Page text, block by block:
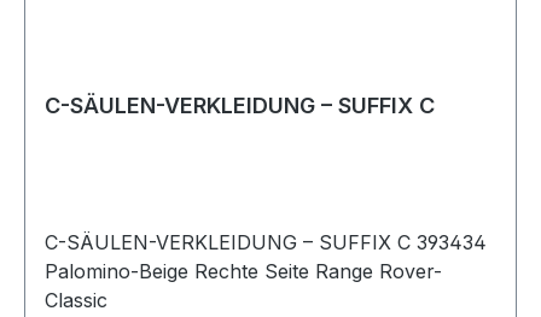
C-SÄULEN-VERKLEIDUNG – SUFFIX C
C-SÄULEN-VERKLEIDUNG – SUFFIX C 393434
Palomino-Beige Rechte Seite Range Rover-
Classic